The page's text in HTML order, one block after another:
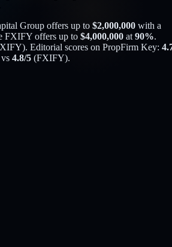
Group offers up to $2,000,000 with a
FXIFY offers up to $4,000,000 at 90%.
). Editorial scores on PropFirm Key:
4.8/5 (FXIFY).